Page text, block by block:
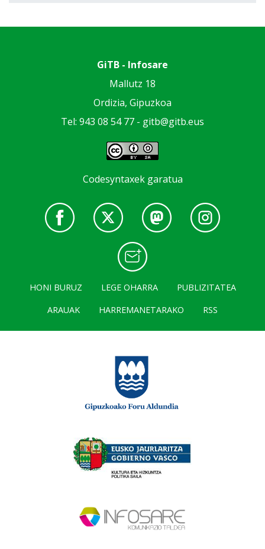
GiTB - Infosare
Mallutz 18
Ordizia, Gipuzkoa
Tel: 943 08 54 77 - gitb@gitb.eus
Codesyntaxek garatua
HONI BURUZ LEGE OHARRA
PUBLIZITATEA
ARAUAK
HARREMANETARAKO RSS